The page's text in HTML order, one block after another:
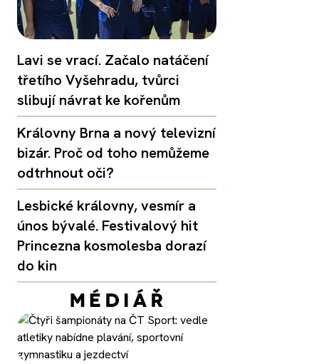
Lavi se vrací. Začalo natáčení
třetího Vyšehradu, tvůrci
slibují návrat ke kořenům
Královny Brna a nový televizní
bizár. Proč od toho nemůžeme
odtrhnout oči?
Lesbické královny, vesmír a
únos bývalé. Festivalový hit
Princezna kosmolesba dorazí
do kin